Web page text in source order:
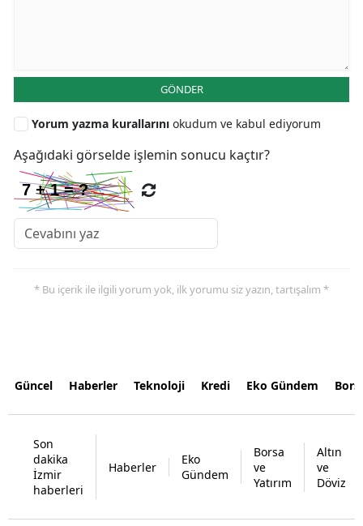
GÖNDER
Yorum yazma kurallarını okudum ve kabul ediyorum
Aşağıdaki görselde işlemin sonucu kaçtır?
* Bu içerik ile ilgili yorum yok, ilk yorumu siz yazın, tartışalım *
Güncel Haberler Teknoloji Kredi Eko Gündem
Son
dakika
İzmir
haberleri
Haberler
Eko
Gündem
Borsa
ve
Yatırım
Altın
ve
Döviz